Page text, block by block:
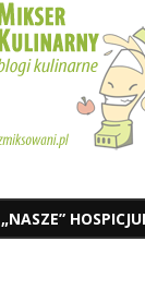
„NASZE”